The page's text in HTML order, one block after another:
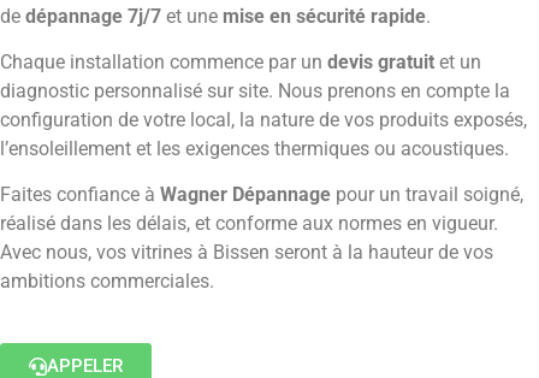
de dépannage 7j/7 et une mise en sécurité rapide.
Chaque installation commence par un devis gratuit et un
diagnostic personnalisé sur site. Nous prenons en compte la
configuration de votre local, la nature de vos produits exposés,
l’ensoleillement et les exigences thermiques ou acoustiques.
Faites confiance à Wagner Dépannage pour un travail soigné,
réalisé dans les délais, et conforme aux normes en vigueur.
Avec nous, vos vitrines à Bissen seront à la hauteur de vos
ambitions commerciales.
APPELER